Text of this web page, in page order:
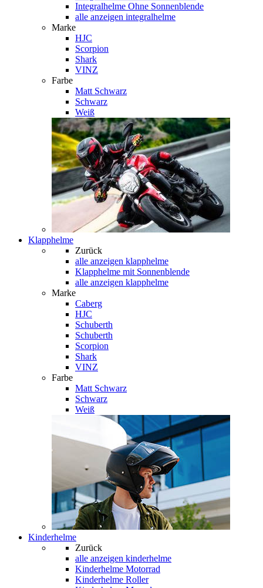
Integralhelme Ohne Sonnenblende
alle anzeigen integralhelme
Marke
HJC
Scorpion
Shark
VINZ
Farbe
Matt Schwarz
Schwarz
Weiß
Klapphelme
Zurück
alle anzeigen klapphelme
Klapphelme mit Sonnenblende
alle anzeigen klapphelme
Marke
Caberg
HJC
Schuberth
Schuberth
Scorpion
Shark
VINZ
Farbe
Matt Schwarz
Schwarz
Weiß
Kinderhelme
Zurück
alle anzeigen kinderhelme
Kinderhelme Motorrad
Kinderhelme Roller